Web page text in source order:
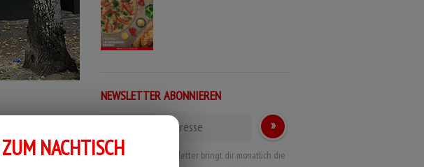
NEWSLETTER ABONNIEREN
Der Call a Pizza Newsletter bringt dir monatlich die
NACHTISCH